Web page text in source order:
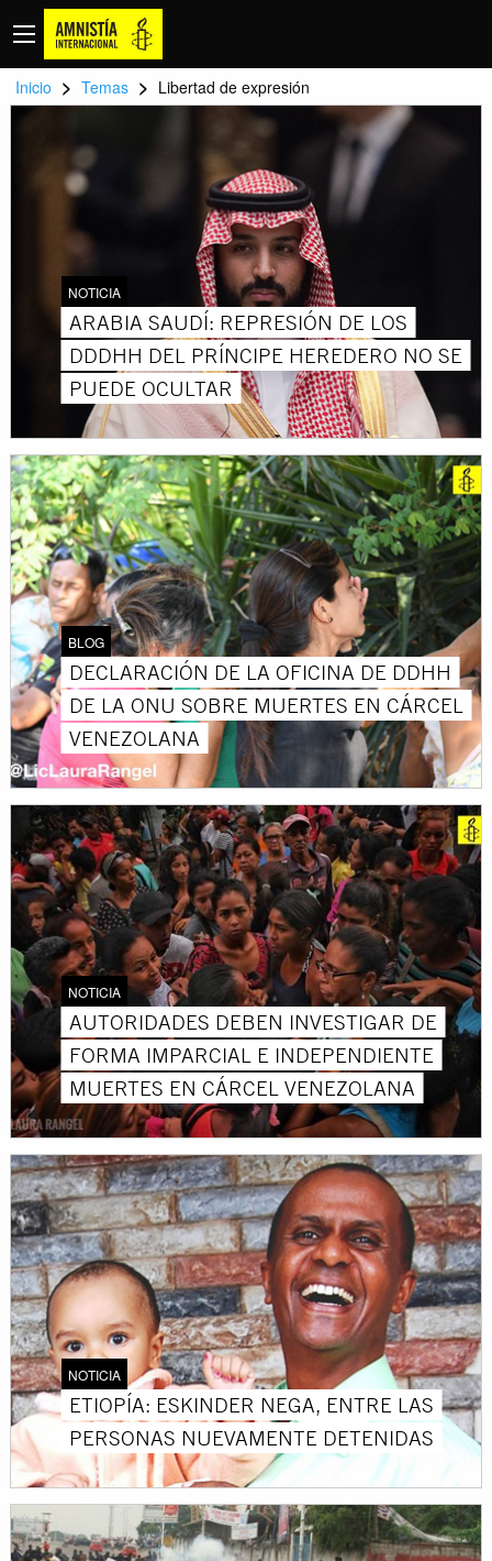
Inicio > Temas > Libertad de expresión
NOTICIA
ARABIA SAUDÍ: REPRESIÓN DE LOS
DDDHH DEL PRÍNCIPE HEREDERO NO SE
PUEDE OCULTAR
BLOG
DECLARACIÓN DE LA OFICINA DE DDHH
DE LA ONU SOBRE MUERTES EN CÁRCEL
VENEZOLANA
NOTICIA
AUTORIDADES DEBEN INVESTIGAR DE
FORMA IMPARCIAL E INDEPENDIENTE
MUERTES EN CÁRCEL VENEZOLANA
NOTICIA
ETIOPÍA: ESKINDER NEGA, ENTRE LAS
PERSONAS NUEVAMENTE DETENIDAS